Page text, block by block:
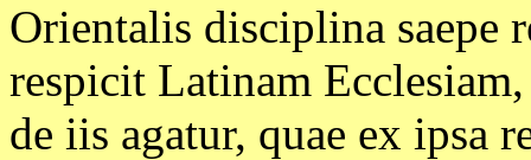
Orientalis disciplina saepe
respicit Latinam
de iis agatur, quae ex ipsa